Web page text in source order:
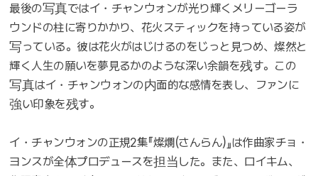
最後の写真ではイ・チャンウォンが光り輝くメリーゴーラ
ウンドの柱に寄りかかり、花火スティックを持っている姿が
写っている。彼は花火がはじけるのをじっと見つめ、燦然と
輝く人生の願いを夢見るかのような深い余韻を残す。この
写真はイ・チャンウォンの内面的な感情を表し、ファンに
強い印象を残す。
イ・チャンウォンの正規2集『燦爛(さんらん)』は作曲家チョ・
ヨンスが全体プロデュースを担当した。また、ロイキム、